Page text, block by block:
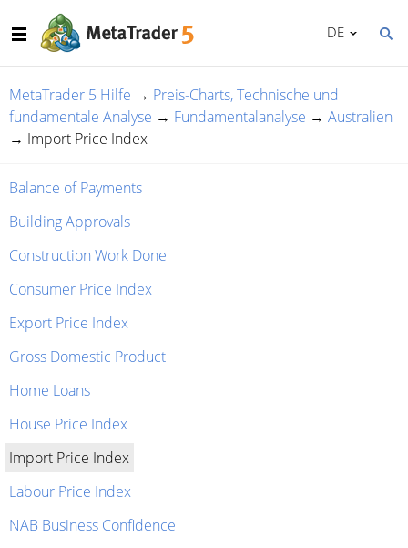
DE
MetaTrader 5 Hilfe → Preis-Charts, Technische und
fundamentale Analyse → Fundamentalanalyse → Australien
→ Import Price Index
Balance of Payments
Building Approvals
Construction Work Done
Consumer Price Index
Export Price Index
Gross Domestic Product
Home Loans
House Price Index
Import Price Index
Labour Price Index
NAB Business Confidence